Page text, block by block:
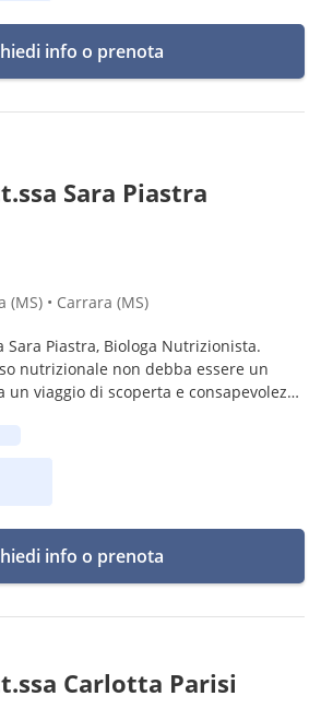
info o prenota
Sara Piastra
• Carrara (MS)
Sara Piastra, Biologa Nutrizionista.
nutrizionale non debba essere un
un viaggio di scoperta e consapevolezza
info o prenota
Carlotta Parisi